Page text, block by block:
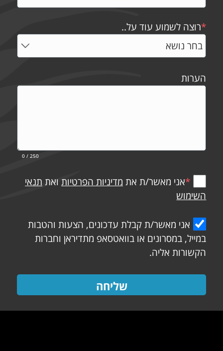
*רוצה לשמוע עוד על..
הערות
0 / 250
*אני מאשר/ת את מדיניות הפרטיות ואת תנאי
השימוש
אני מאשר/ת קבלת עדכונים, הצעות והטבות
במייל, במסרונים או בוואטסאפ מתדיראן וחברות
הקשורות אליה.
שליחה